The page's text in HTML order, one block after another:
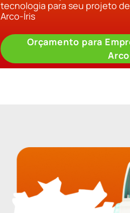
tecnologia para seu projeto
Arco-Íris
Orçamento para